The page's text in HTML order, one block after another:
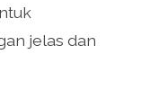
jelas dan